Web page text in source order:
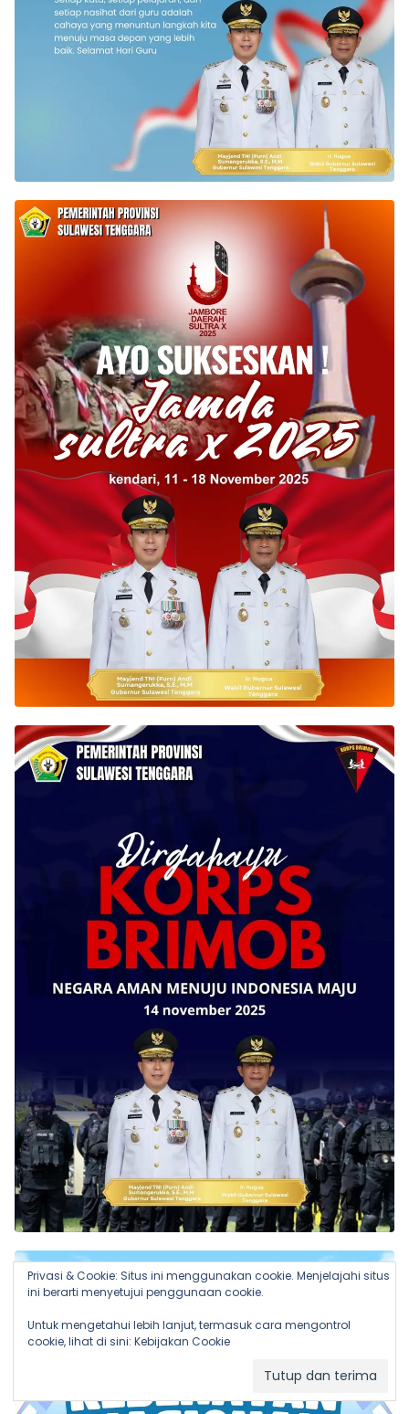
Privasi & Cookie: Situs ini menggunakan cookie. Menjelajahi situs
ini berarti menyetujui penggunaan cookie.
Untuk mengetahui lebih lanjut, termasuk cara mengontrol
cookie, lihat di sini: Kebijakan Cookie